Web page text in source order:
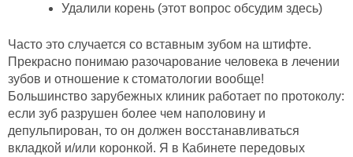
Удалили корень (этот вопрос обсудим здесь)
Часто это случается со вставным зубом на штифте.
Прекрасно понимаю разочарование человека в лечении
зубов и отношение к стоматологии вообще!
Большинство зарубежных клиник работает по протоколу:
если зуб разрушен более чем наполовину и
депульпирован, то он должен восстанавливаться
вкладкой и/или коронкой. Я в Кабинете передовых